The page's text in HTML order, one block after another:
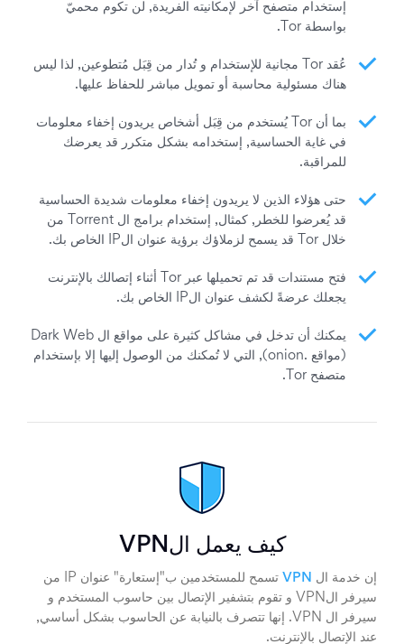
إستخدام متصفح آخر لإمكانيته الفريدة, لن تكوم محميّ
بواسطة Tor.
عُقد Tor مجانية للإستخدام و تُدار من قِبَل مُتطوعين, لذا ليس
هناك مسئولية محاسبة أو تمويل مباشر للحفاظ عليها.
بما أن Tor يُستخدم من قِبَل أشخاص يريدون إخفاء معلومات
في غاية الحساسية, إستخدامه بشكل متكرر قد يعرضك
للمراقبة.
حتى هؤلاء الذين لا يريدون إخفاء معلومات شديدة الحساسية
قد يُعرضوا للخطر, كمثال, إستخدام برامج ال Torrent من
خلال Tor قد يسمح لزملاؤك برؤية عنوان الIP الخاص بك.
فتح مستندات قد تم تحميلها عبر Tor أثناء إتصالك بالإنترنت
يجعلك عرضةً لكشف عنوان الIP الخاص بك.
يمكنك أن تدخل في مشاكل كثيرة على مواقع ال Dark Web
(مواقع .onion), التي لا تُمكنك من الوصول إليها إلا بإستخدام
متصفح Tor.
كيف يعمل الVPN
إن خدمة ال VPN
تسمح للمستخدمين ب"إستعارة" عنوان IP من
سيرفر الVPN و تقوم بتشفير الإتصال بين حاسوب المستخدم و
سيرفر ال VPN. إنها تتصرف بالنيابة عن الحاسوب بشكل أساسي,
عند الإتصال بالإنترنت.